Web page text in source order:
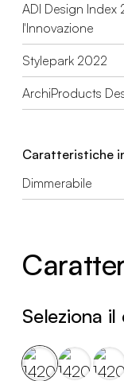
ADI Design
l'Innovazione
Stylepark 2022
ArchiProducts
Caratteristiche
Dimmerabile
Seleziona